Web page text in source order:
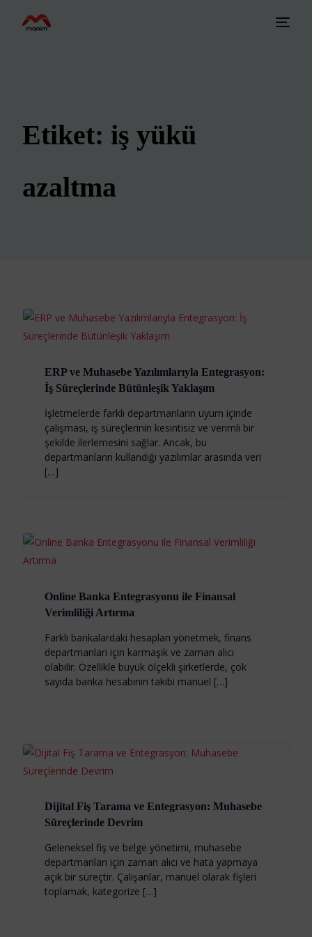
Etiket: iş yükü
azaltma
ERP ve Muhasebe Yazılımlarıyla Entegrasyon:
İş Süreçlerinde Bütünleşik Yaklaşım
İşletmelerde farklı departmanların uyum içinde
çalışması, iş süreçlerinin kesintisiz ve verimli bir
şekilde ilerlemesini sağlar. Ancak, bu
departmanların kullandığı yazılımlar arasında veri
[…]
Online Banka Entegrasyonu ile Finansal
Verimliliği Artırma
Farklı bankalardaki hesapları yönetmek, finans
departmanları için karmaşık ve zaman alıcı
olabilir. Özellikle büyük ölçekli şirketlerde, çok
sayıda banka hesabının takibi manuel […]
Dijital Fiş Tarama ve Entegrasyon: Muhasebe
Süreçlerinde Devrim
Geleneksel fiş ve belge yönetimi, muhasebe
departmanları için zaman alıcı ve hata yapmaya
açık bir süreçtir. Çalışanlar, manuel olarak fişleri
toplamak, kategorize […]